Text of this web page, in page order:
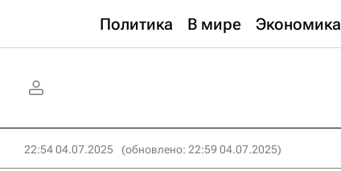
Политика В мире Экономика
22:54 04.07.2025 (обновлено: 22:59 04.07.2025)